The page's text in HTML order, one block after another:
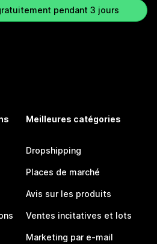
pendant 3 jours
Meilleures catégories
Dropshipping
Places de marché
Avis sur les produits
Ventes incitatives et lots
Marketing par e-mail